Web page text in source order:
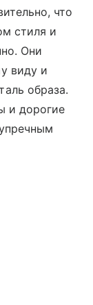
что
стиля и
Они
виду и
образа.
и дорогие